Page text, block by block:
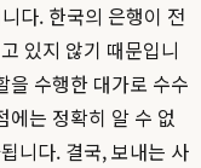
다. 한국의 은행이 전
있지 않기 때문입니
을 수행한 대가로 수수
에는 정확히 알 수 없
니다. 결국, 보내는 사